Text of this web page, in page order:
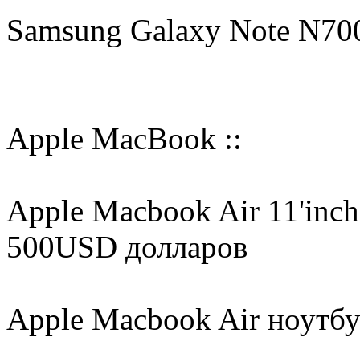
Samsung Galaxy Note
Apple MacBook ::
Apple Macbook Air
500USD долларов
Apple Macbook Air